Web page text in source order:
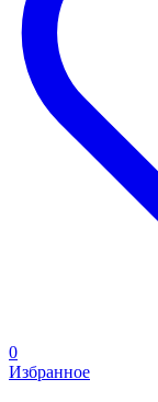
0
Избранное